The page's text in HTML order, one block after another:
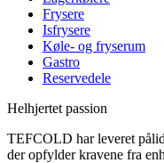
Frysere
Isfrysere
Køle- og fryserum
Gastro
Reservedele
Helhjertet passion
TEFCOLD har leveret
der opfylder kravene fra